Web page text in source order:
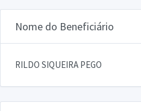
Nome do Beneficiário
RILDO SIQUEIRA PEGO